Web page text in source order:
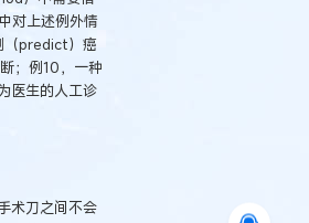
对上述例外情
（predict）癌
；例10，一种
医生的人工诊
术刀之间不会